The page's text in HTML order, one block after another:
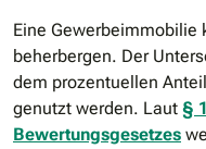
Eine Gewerbeimmobilie
beherbergen. Der
dem prozentuellen
genutzt werden. Laut §
Bewertungsgesetzes